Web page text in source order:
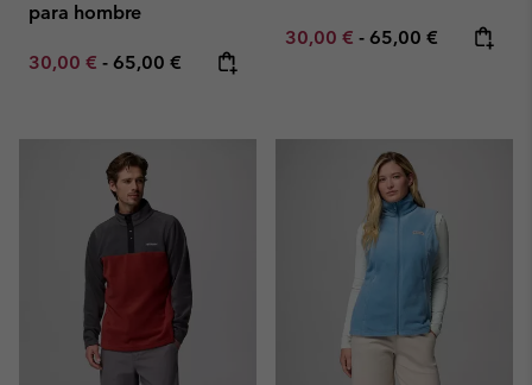
para hombre
Minimum sale price:
30,00 € - Maximum price:
65,00 €
Minimum sale price:
30,00 € - Maximum price:
65,00 €